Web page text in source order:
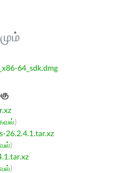
64_sdk.dmg
)
26.2.4.1.tar.xz
)
)